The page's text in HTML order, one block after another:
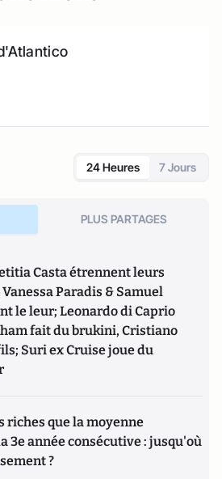
24 Heures 7 Jours
PLUS PARTAGES
Casta étrennent leurs
Paradis & Samuel
le leur; Leonardo di Caprio
fait du brukini, Cristiano
Suri ex Cruise joue du
riches que la moyenne
3e année consécutive : jusqu'où
?